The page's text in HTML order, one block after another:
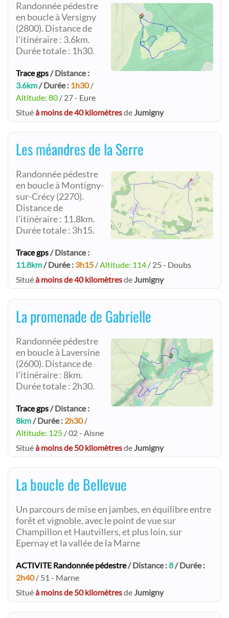
Randonnée pédestre
en boucle à Versigny
(2800). Distance de
l'itinéraire : 3.6km.
Durée totale : 1h30.
Trace gps/ Distance :
3.6km/ Durée : 1h30/
Altitude: 80 / 27 - Eure
Situéà moins de 40 kilomètresdeJumigny
Les méandres de la Serre
Randonnée pédestre
en boucle à Montigny-
sur-Crécy (2270).
Distance de
l'itinéraire : 11.8km.
Durée totale : 3h15.
Trace gps/ Distance :
11.8km/ Durée : 3h15 /Altitude: 114 / 25 - Doubs
Situéà moins de 40 kilomètresdeJumigny
La promenade de Gabrielle
Randonnée pédestre
en boucle à Laversine
(2600). Distance de
l'itinéraire : 8km.
Durée totale : 2h30.
Trace gps/ Distance :
8km/ Durée : 2h30/
Altitude: 125 / 02 - Aisne
Situéà moins de 50 kilomètresdeJumigny
La boucle de Bellevue
Un parcours de mise en jambes, en équilibre entre
forêt et vignoble, avec le point de vue sur
Champillon et Hautvillers, et plus loin, sur
Epernay et la vallée de la Marne
ACTIVITE Randonnée pédestre/ Distance :8/ Durée :
2h40/ 51 - Marne
Situéà moins de 50 kilomètresdeJumigny